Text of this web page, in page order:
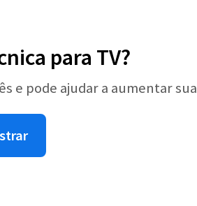
para TV?
e pode ajudar a aumentar